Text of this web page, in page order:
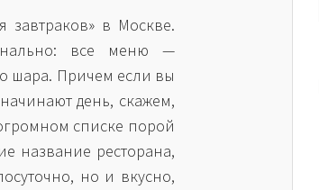
завтраков» в Москве.
все меню —
шара. Причем если вы
день, скажем,
списке порой
название ресторана,
но и вкусно,